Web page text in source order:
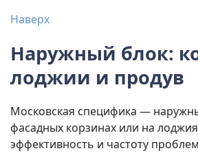
Наверх
Наружный блок:
лоджии и продув
Московская специфика —
фасадных корзинах или на
эффективность и частоту